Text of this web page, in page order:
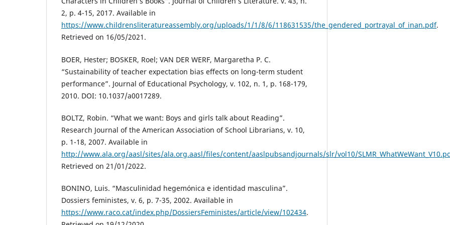
2, p. 4-15, 2017. Available in
https://www.childrensliteratureassembly.org/uploads/1/1/8/6/118631535/the_gendered_portrayal_of_inan.pdf.
Retrieved on 16/05/2021.
BOER, Hester; BOSKER, Roel; VAN DER WERF, Margaretha P. C.
“Sustainability of teacher expectation bias eﬀects on long-term student
performance”. Journal of Educational Psychology, v. 102, n. 1, p. 168-179,
2010. DOI: 10.1037/a0017289.
BOLTZ, Robin. “What we want: Boys and girls talk about Reading”.
Research Journal of the American Association of School Librarians, v. 10,
p. 1-18, 2007. Available in
http://www.ala.org/aasl/sites/ala.org.aasl/files/content/aaslpubsandjournals/slr/vol10/
Retrieved on 21/01/2022.
BONINO, Luis. “Masculinidad hegemónica e identidad masculina”.
Dossiers feministes, v. 6, p. 7-35, 2002. Available in
https://www.raco.cat/index.php/DossiersFeministes/article/view/102434.